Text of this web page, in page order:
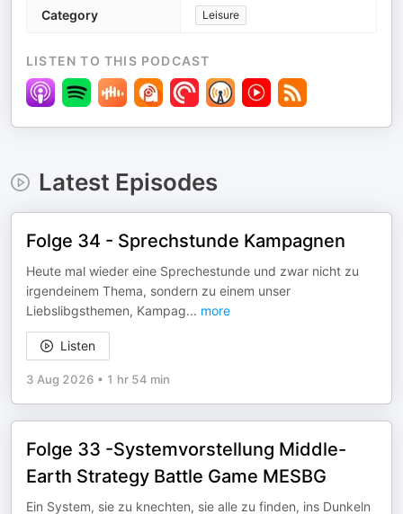
Category Leisure
LISTEN TO THIS PODCAST
Latest Episodes
Folge 34 - Sprechstunde Kampagnen
Heute mal wieder eine Sprechestunde und zwar nicht zu
irgendeinem Thema, sondern zu einem unser
Liebslibgsthemen, Kampag... more
Listen
3 Aug 2026 • 1 hr 54 min
Folge 33 -Systemvorstellung Middle-
Earth Strategy Battle Game MESBG
Ein System, sie zu knechten, sie alle zu finden, ins Dunkeln